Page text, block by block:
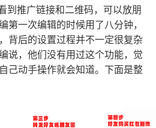
到推广链接和二维码，可以放朋
第一次编辑的时候用了八分钟，
背后的设置过程并不一定很复杂
说，他们没有用过这个功能，觉
己动手操作就会知道。下面是整